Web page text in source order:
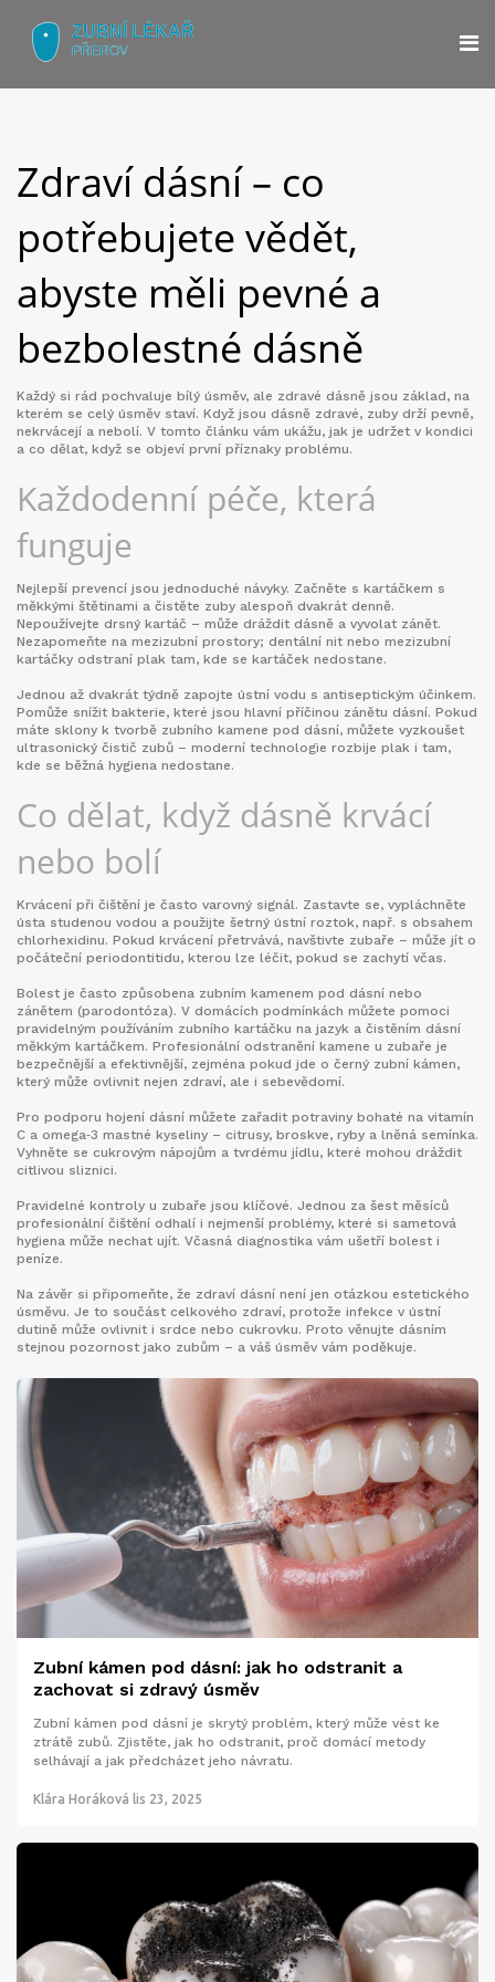
Zdraví dásní – co
potřebujete vědět,
abyste měli pevné a
bezbolestné dásně
Každý si rád pochvaluje bílý úsměv, ale zdravé dásně jsou základ, na
kterém se celý úsměv staví. Když jsou dásně zdravé, zuby drží pevně,
nekrvácejí a nebolí. V tomto článku vám ukážu, jak je udržet v kondici
a co dělat, když se objeví první příznaky problému.
Každodenní péče, která
funguje
Nejlepší prevencí jsou jednoduché návyky. Začněte s kartáčkem s
měkkými štětinami a čistěte zuby alespoň dvakrát denně.
Nepoužívejte drsný kartáč – může dráždit dásně a vyvolat zánět.
Nezapomeňte na mezizubní prostory; dentální nit nebo mezizubní
kartáčky odstraní plak tam, kde se kartáček nedostane.
Jednou až dvakrát týdně zapojte ústní vodu s antiseptickým účinkem.
Pomůže snížit bakterie, které jsou hlavní příčinou zánětu dásní. Pokud
máte sklony k tvorbě zubního kamene pod dásní, můžete vyzkoušet
ultrasonický čistič zubů – moderní technologie rozbije plak i tam,
kde se běžná hygiena nedostane.
Co dělat, když dásně krvácí
nebo bolí
Krvácení při čištění je často varovný signál. Zastavte se, vypláchněte
ústa studenou vodou a použijte šetrný ústní roztok, např. s obsahem
chlorhexidinu. Pokud krvácení přetrvává, navštivte zubaře – může jít o
počáteční periodontitidu, kterou lze léčit, pokud se zachytí včas.
Bolest je často způsobena zubním kamenem pod dásní nebo
zánětem (parodontóza). V domácích podmínkách můžete pomoci
pravidelným používáním zubního kartáčku na jazyk a čistěním dásní
měkkým kartáčkem. Profesionální odstranění kamene u zubaře je
bezpečnější a efektivnější, zejména pokud jde o černý zubní kámen,
který může ovlivnit nejen zdraví, ale i sebevědomí.
Pro podporu hojení dásní můžete zařadit potraviny bohaté na vitamín
C a omega‑3 mastné kyseliny – citrusy, broskve, ryby a lněná semínka.
Vyhněte se cukrovým nápojům a tvrdému jídlu, které mohou dráždit
citlivou sliznici.
Pravidelné kontroly u zubaře jsou klíčové. Jednou za šest měsíců
profesionální čištění odhalí i nejmenší problémy, které si sametová
hygiena může nechat ujít. Včasná diagnostika vám ušetří bolest i
peníze.
Na závěr si připomeňte, že zdraví dásní není jen otázkou estetického
úsměvu. Je to součást celkového zdraví, protože infekce v ústní
dutině může ovlivnit i srdce nebo cukrovku. Proto věnujte dásním
stejnou pozornost jako zubům – a váš úsměv vám poděkuje.
Zubní kámen pod dásní: jak ho odstranit a
zachovat si zdravý úsměv
Zubní kámen pod dásní je skrytý problém, který může vést ke
ztrátě zubů. Zjistěte, jak ho odstranit, proč domácí metody
selhávají a jak předcházet jeho návratu.
Klára Horáková lis 23, 2025